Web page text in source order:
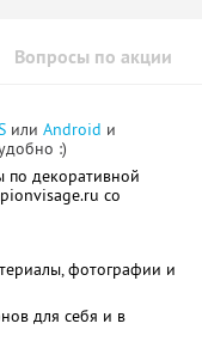
Вопросы по акции
или Android и
:)
по декоративной
со
фотографии и
для себя и в